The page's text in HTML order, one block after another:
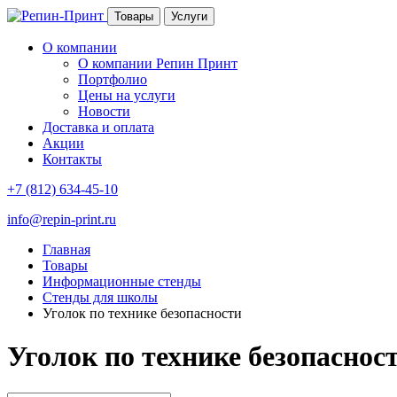
Товары Услуги
О компании
О компании Репин Принт
Портфолио
Цены на услуги
Новости
Доставка и оплата
Акции
Контакты
+7 (812) 634-45-10
info@repin-print.ru
Главная
Товары
Информационные стенды
Стенды для школы
Уголок по технике безопасности
Уголок по технике